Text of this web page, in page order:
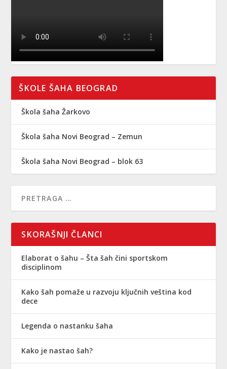
ŠKOLE ŠAHA BEOGRAD
Škola šaha Žarkovo
Škola šaha Novi Beograd – Zemun
Škola šaha Novi Beograd – blok 63
SKORAŠNJI ČLANCI
Elaborat o šahu – Šta šah čini sportskom
disciplinom
Kako šah pomaže u razvoju ključnih veština kod
dece
Legenda o nastanku šaha
Kako je nastao šah?